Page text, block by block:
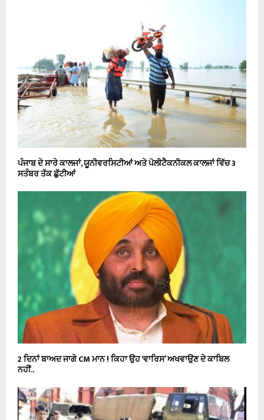
ਪੰਜਾਬ ਦੇ ਸਾਰੇ ਕਾਲਜਾਂ, ਯੂਨੀਵਰਸਿਟੀਆਂ ਅਤੇ ਪੋਲੀਟੈਕਨੀਕਲ ਕਾਲਜਾਂ ਵਿੱਚ 3
ਸਤੰਬਰ ਤੱਕ ਛੁੱਟੀਆਂ
2 ਦਿਨਾਂ ਬਾਅਦ ਜਾਗੇ CM ਮਾਨ ! ਕਿਹਾ ਉਹ ‘ਵਾਰਿਸ’ ਅਖਵਾਉਣ ਦੇ ਕਾਬਿਲ
ਨਹੀਂ..